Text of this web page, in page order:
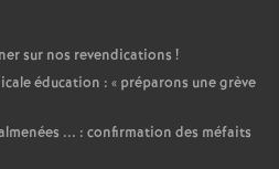
sur nos revendications !
éducation : « préparons une grève
... : confirmation des méfaits